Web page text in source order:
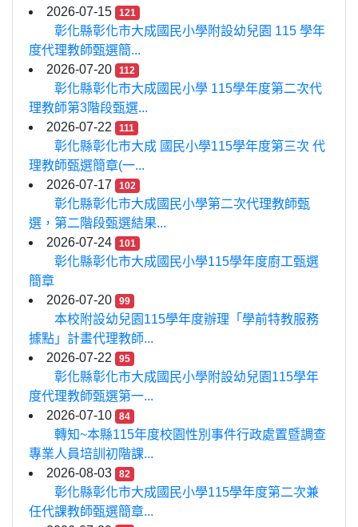
2026-07-15
121
彰化縣彰化市大成國民小學附設幼兒園 115 學年
度代理教師甄選簡...
2026-07-20
112
彰化縣彰化市大成國民小學 115學年度第二次代
理教師第3階段甄選...
2026-07-22
111
彰化縣彰化市大成 國民小學115學年度第三次 代
理教師甄選簡章(一...
2026-07-17
102
彰化縣彰化市大成國民小學第二次代理教師甄
選，第二階段甄選結果...
2026-07-24
101
彰化縣彰化市大成國民小學115學年度廚工甄選
簡章
2026-07-20
99
本校附設幼兒園115學年度辦理「學前特教服務
據點」計畫代理教師...
2026-07-22
95
彰化縣彰化市大成國民小學附設幼兒園115學年
度代理教師甄選第一...
2026-07-10
84
轉知~本縣115年度校園性別事件行政處置暨調查
專業人員培訓初階課...
2026-08-03
82
彰化縣彰化市大成國民小學115學年度第二次兼
任代課教師甄選簡章...